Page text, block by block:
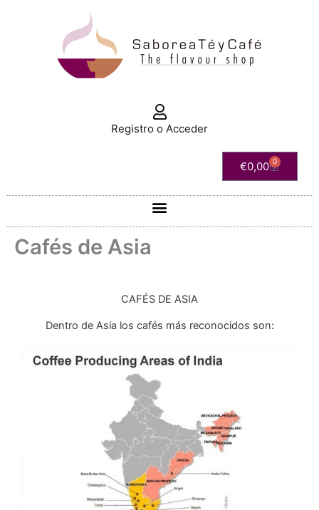
Registro o Acceder
€0,00 0
Carrito
Cafés de Asia
CAFÉS DE ASIA
Dentro de Asia los cafés más reconocidos son: